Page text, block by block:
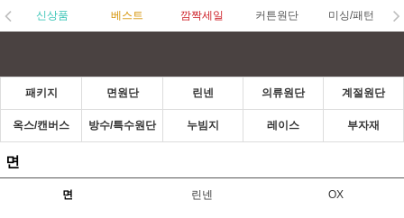
신상품 베스트 깜짝세일 커튼원단 미싱/패턴
패키지 면원단 린넨 의류원단 계절원단
옥스/캔버스 방수/특수원단 누빔지 레이스 부자재
면
면 린넨 OX